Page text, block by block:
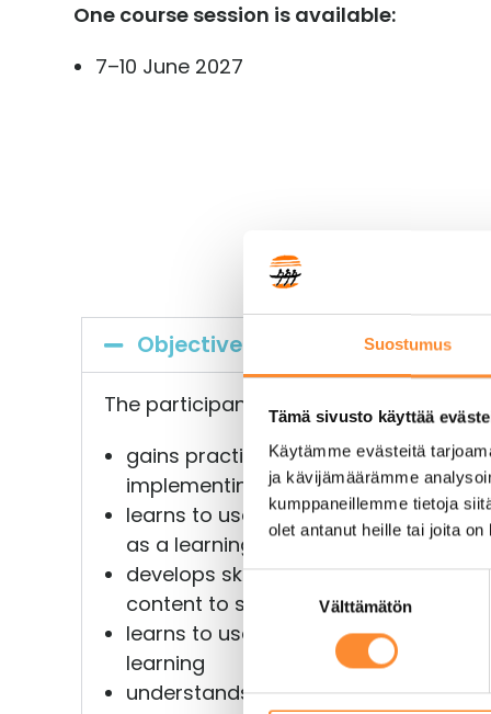
Suostumus
Tämä sivusto käyttää
Käytämme evästeitä
ja kävijämäärämme
kumppaneillemme tietoja
olet antanut heille tai joita
u
o
t
Välttämätön
One course session is available:
7–10 June 2027
Objectives
The participant:
gains practical skills in using digital
implementing phenomenon-based
learns to use the nature of Lapland
as a learning environment in
develops skills in producing photos,
content to support teaching and
learns to use digital portfolio work to
learning
understands the importance of